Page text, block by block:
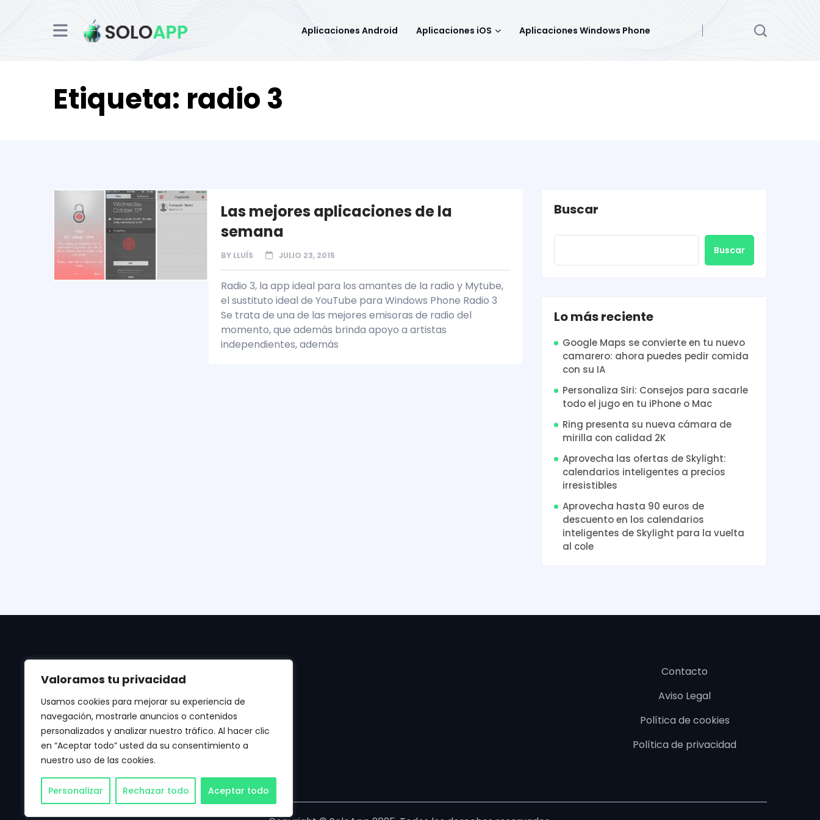
Valoramos tu privacidad
Usamos cookies para mejorar su experiencia de
navegación, mostrarle anuncios o contenidos
personalizados y analizar nuestro tráfico. Al hacer clic
en “Aceptar todo” usted da su consentimiento a
nuestro uso de las cookies.
Personalizar Rechazar todo Aceptar todo
Aplicaciones Android Aplicaciones iOS Aplicaciones Windows Phone
Etiqueta: radio 3
Las mejores aplicaciones de la
semana
BY LLUÍS JULIO 23, 2015
Radio 3, la app ideal para los amantes de la radio y Mytube,
el sustituto ideal de YouTube para Windows Phone Radio 3
Se trata de una de las mejores emisoras de radio del
momento, que además brinda apoyo a artistas
independientes, además
Buscar
Buscar
Lo más reciente
Google Maps se convierte en tu nuevo
camarero: ahora puedes pedir comida
con su IA
Personaliza Siri: Consejos para sacarle
todo el jugo en tu iPhone o Mac
Ring presenta su nueva cámara de
mirilla con calidad 2K
Aprovecha las ofertas de Skylight:
calendarios inteligentes a precios
irresistibles
Aprovecha hasta 90 euros de
descuento en los calendarios
inteligentes de Skylight para la vuelta
al cole
Manténte al día de las últimas noticias de
Apple, Android, Aplicaciones, Juegos, IA y
Contacto
Aviso Legal
Política de cookies
Política de privacidad